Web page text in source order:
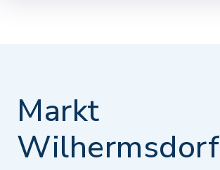
Markt
Wilhermsdorf